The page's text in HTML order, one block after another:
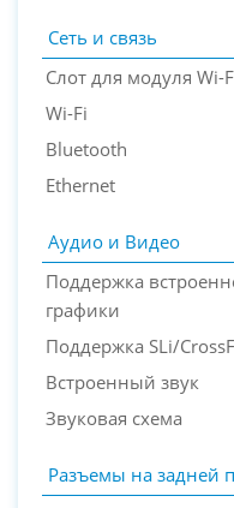
Сеть и связь
Слот для модуля Wi-
Wi-Fi
Bluetooth
Ethernet
Аудио и Видео
Поддержка
графики
Поддержка SLi/
Встроенный звук
Звуковая схема
Разъемы на задней